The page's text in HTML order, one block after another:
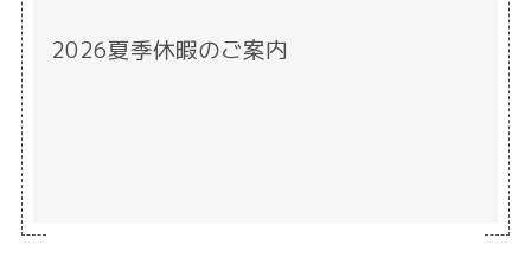
2026夏季休暇のご案内